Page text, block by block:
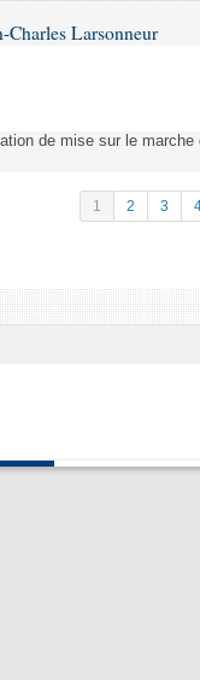
Charles Larsonneur
de mise sur le
1 2 3